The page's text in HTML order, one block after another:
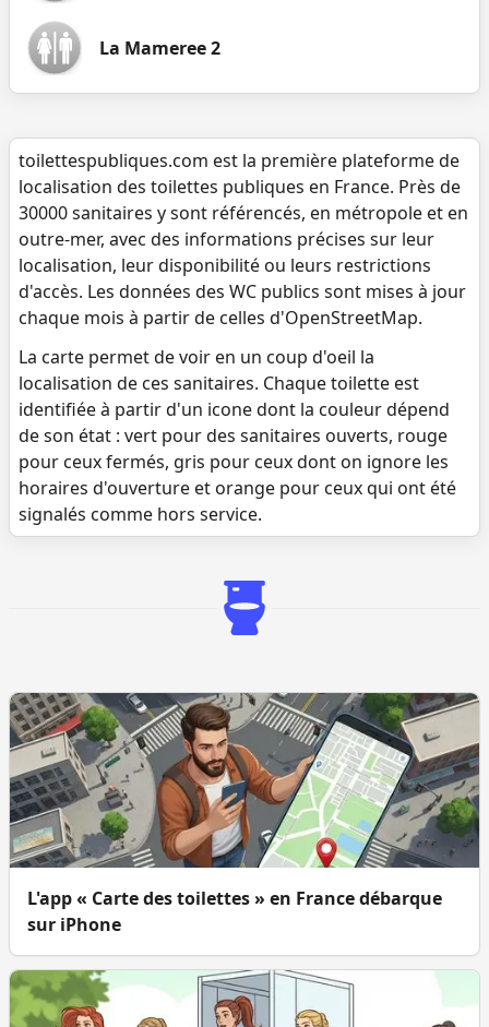
La Mameree 2
toilettespubliques.com est la première plateforme de
localisation des toilettes publiques en France. Près de
30000 sanitaires y sont référencés, en métropole et en
outre-mer, avec des informations précises sur leur
localisation, leur disponibilité ou leurs restrictions
d'accès. Les données des WC publics sont mises à jour
chaque mois à partir de celles d'OpenStreetMap.
La carte permet de voir en un coup d'oeil la
localisation de ces sanitaires. Chaque toilette est
identifiée à partir d'un icone dont la couleur dépend
de son état : vert pour des sanitaires ouverts, rouge
pour ceux fermés, gris pour ceux dont on ignore les
horaires d'ouverture et orange pour ceux qui ont été
signalés comme hors service.
L'app « Carte des toilettes » en France débarque
sur iPhone